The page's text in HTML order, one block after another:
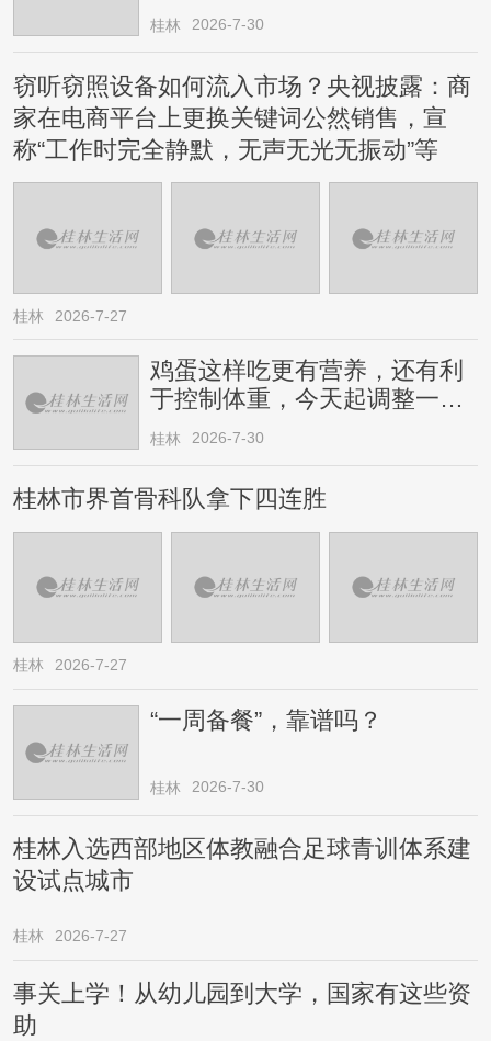
桂林 2026-7-30
窃听窃照设备如何流入市场？央视披露：商
家在电商平台上更换关键词公然销售，宣
称“工作时完全静默，无声无光无振动”等
桂林 2026-7-27
鸡蛋这样吃更有营养，还有利
于控制体重，今天起调整一下
→
桂林 2026-7-30
桂林市界首骨科队拿下四连胜
桂林 2026-7-27
“一周备餐”，靠谱吗？
桂林 2026-7-30
桂林入选西部地区体教融合足球青训体系建
设试点城市
桂林 2026-7-27
事关上学！从幼儿园到大学，国家有这些资
助